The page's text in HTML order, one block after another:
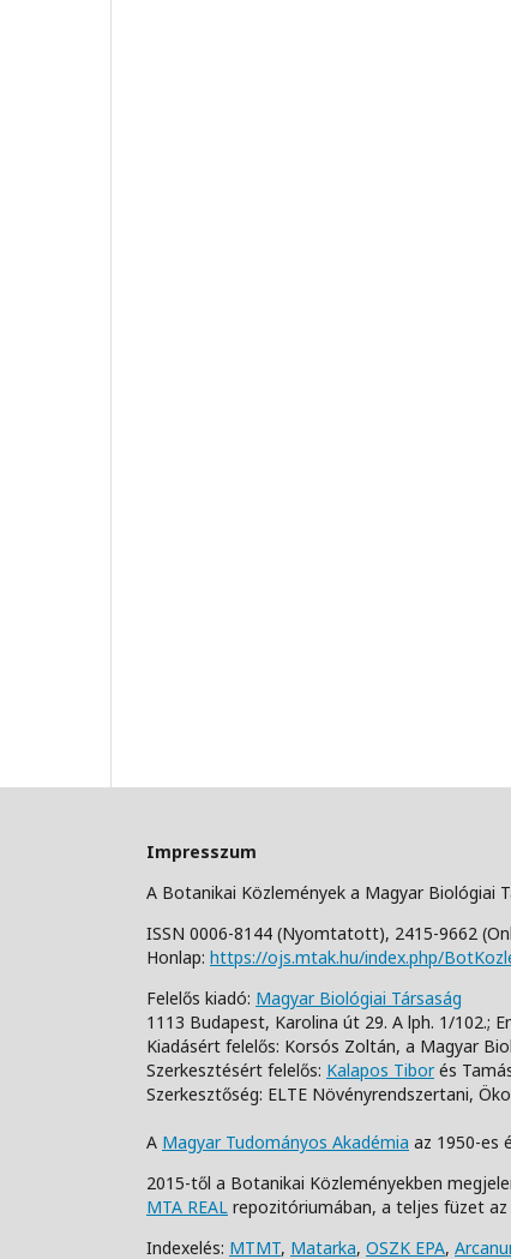
Impresszum
A Botanikai Közlemények a Magyar Biológiai
ISSN 0006-8144 (Nyomtatott), 2415-9662
Honlap: https://ojs.mtak.hu/index.php/
Felelős kiadó: Magyar Biológiai Társaság
1113 Budapest, Karolina út 29. A lph. 1/102.;
Kiadásért felelős: Korsós Zoltán, a Magyar
Szerkesztésért felelős: Kalapos Tiborés
Szerkesztőség: ELTE Növényrendszertani,
A Magyar Tudományos Akadémia az 1950-es
2015-től a Botanikai Közleményekben
MTA REAL repozitóriumában, a teljes füzet az
Indexelés: MTMT, Matarka, OSZK EPA,